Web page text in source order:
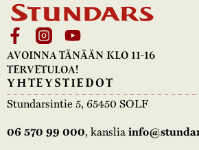
AVOINNA TÄNÄÄN KLO 11-16
TERVETULOA!
YHTEYSTIEDOT
Stundarsintie 5, 65450 SOLF
06 570 99 000, kanslia